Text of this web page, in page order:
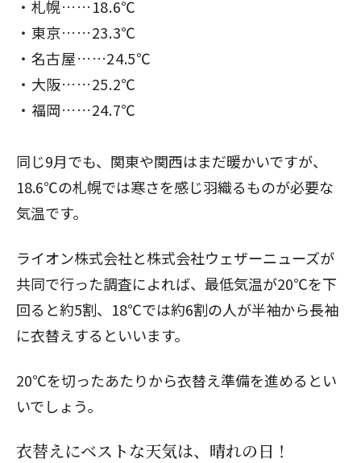
札幌……18.6℃
東京……23.3℃
名古屋……24.5℃
大阪……25.2℃
福岡……24.7℃
同じ9月でも、関東や関西はまだ暖かいですが、
18.6℃の札幌では寒さを感じ羽織るものが必要な
気温です。
ライオン株式会社と株式会社ウェザーニューズが
共同で行った調査によれば、最低気温が20℃を下
回ると約5割、18℃では約6割の人が半袖から長袖
に衣替えするといいます。
20℃を切ったあたりから衣替え準備を進めるとい
いでしょう。
衣替えにベストな天気は、晴れの日！